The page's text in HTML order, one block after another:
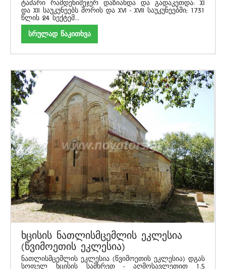
ტაძარი რამდენიმეჯერ დაზიანდა და გადაკეთდა: XI
და XII საუკუნეებს შორის და XVI - XVII საუკუნეებში; 1731
წლის 24 სექტემ...
სრულად წაკითხვა
ხცისის ნათლისმცემლის ეკლესია
(წვიმოეთის ეკლესია)
ნათლისმცემლის ეკლესია (წვიმოეთის ეკლესია) დგას
სოფელ ხცისის სამხრეთ - აღმოსავლეთით 1.5